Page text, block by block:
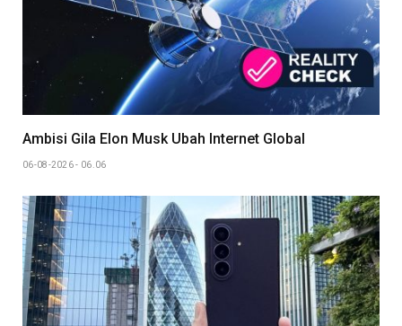
Ambisi Gila Elon Musk Ubah Internet Global
06-08-2026 - 06.06